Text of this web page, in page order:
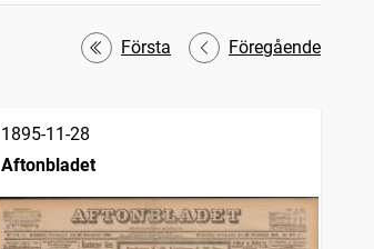
Första Föregående
1895-11-28
Aftonbladet